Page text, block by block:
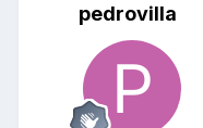
pedrovilla